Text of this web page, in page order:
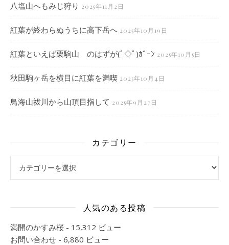
八塩山へもみじ狩り 2025年11月2日
紅葉が終わらぬうちに高下岳へ 2025年10月19日
紅葉といえば栗駒山 のはずが(ﾟ◇ﾟ)ｶﾞｰﾝ 2025年10月5日
秋田駒ヶ岳を横目に紅葉を満喫 2025年10月4日
鳥海山祓川から山頂目指して 2025年9月27日
カテゴリー
人気のある投稿
満開のかすみ桜 - 15,312 ビュー
お問い合わせ - 6,880 ビュー